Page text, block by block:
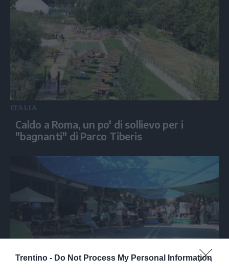
Trentino - Do Not Process My Personal Information
ITALIA
Caldo a Roma, un po' di sollievo per i
"bagnanti" di Parco Tiberis